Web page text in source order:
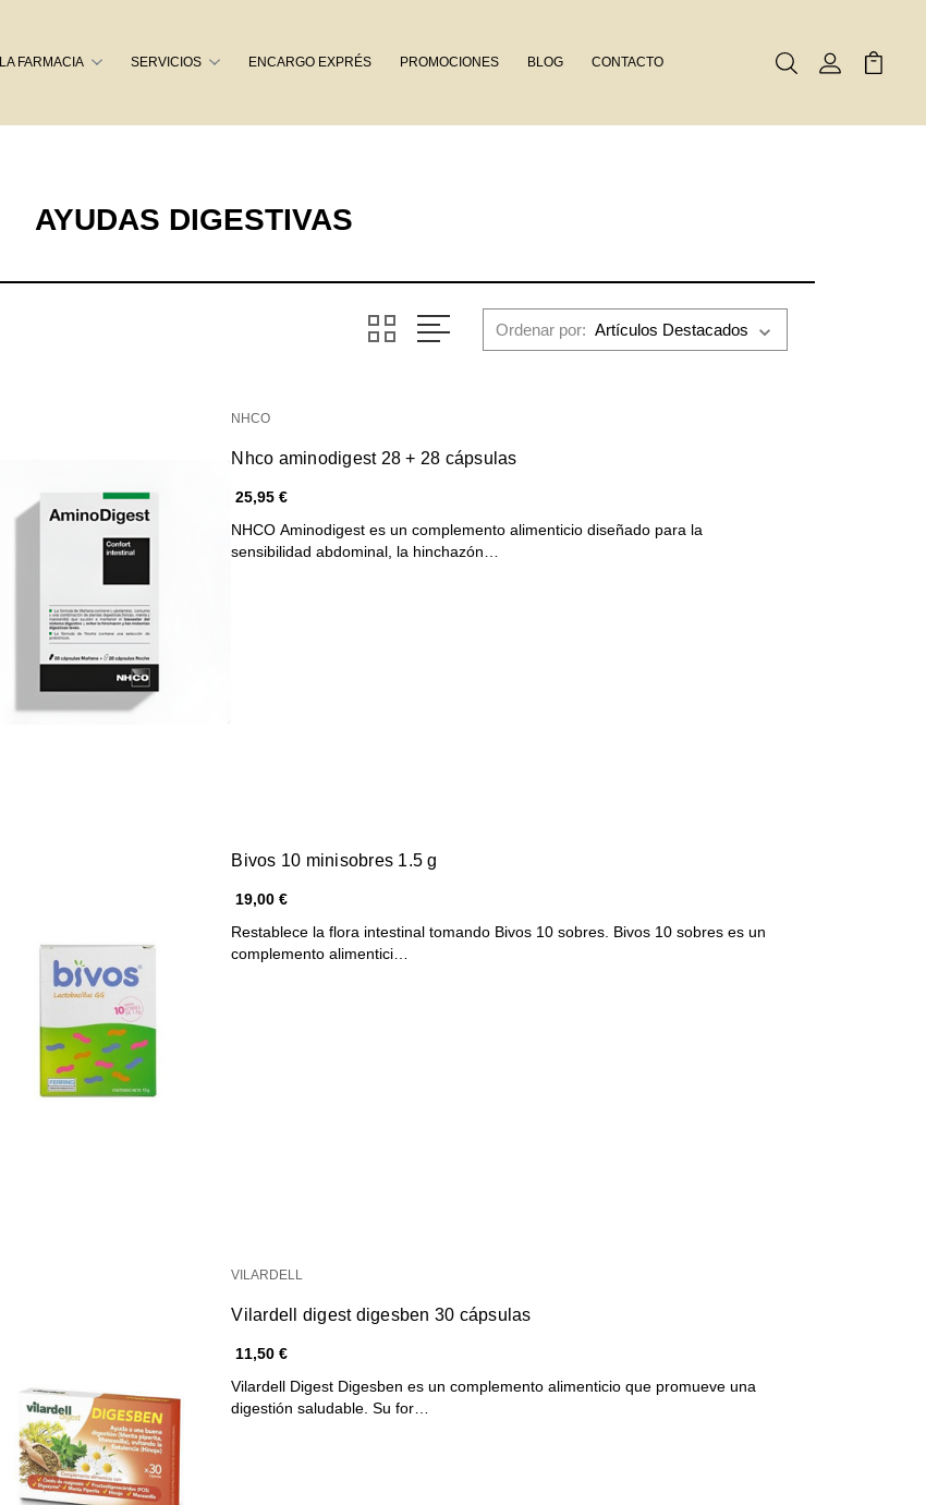
LA FARMACIA SERVICIOS ENCARGO EXPRÉS PROMOCIONES BLOG CONTACTO BuscarMi Cuenta
Mi
AYUDAS DIGESTIVAS
Ordenar por:
NHCO
Nhco aminodigest 28 + 28 cápsulas
25,95 €
NHCO Aminodigest es un complemento alimenticio diseñado para la
sensibilidad abdominal, la hinchazón…
Bivos 10 minisobres 1.5 g
19,00 €
Restablece la flora intestinal tomando Bivos 10 sobres. Bivos 10 sobres es un
complemento alimentici…
VILARDELL
Vilardell digest digesben 30 cápsulas
11,50 €
Vilardell Digest Digesben es un complemento alimenticio que promueve una
digestión saludable. Su for…